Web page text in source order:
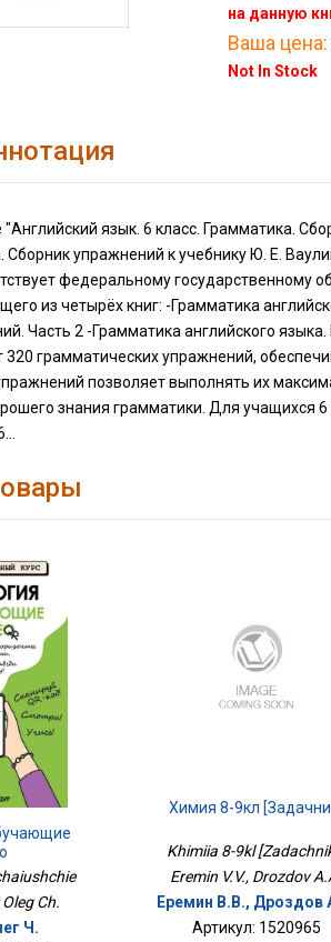
на данную
Ваша цена:
Not In Stock
"Английский язык. 6 класс. Грамматика.
Сборник упражнений к учебнику Ю. Е.
федеральному государственному
из четырёх книг: -Грамматика
Часть 2 -Грамматика английского
320 грамматических упражнений,
позволяет выполнять их
знания грамматики. Для учащихся
Ch.
Ч.
Химия 8-9кл
Khimiia 8-9kl
Eremin V.V., Drozdov
Еремин В.В., Дроздов
Артикул: 1520965